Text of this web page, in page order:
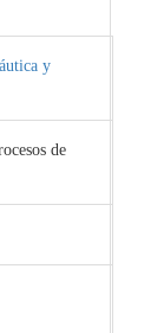
y
de